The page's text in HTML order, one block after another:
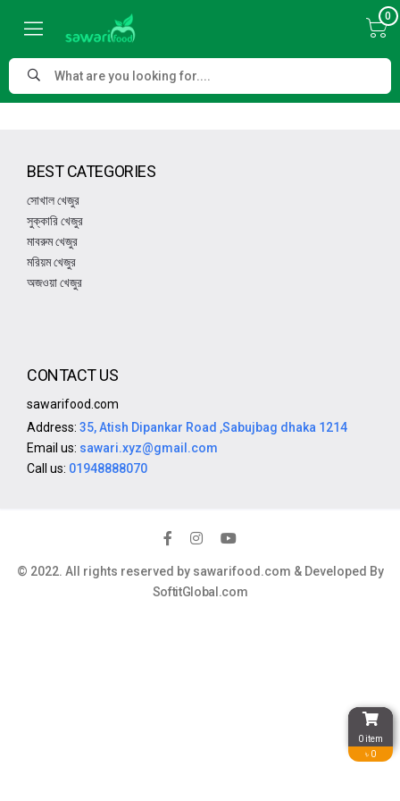
0
0 item
৳ 0
BEST CATEGORIES
সোখাল খেজুর
সুক্কারি খেজুর
মাবরুম খেজুর
মরিয়ম খেজুর
অজওয়া খেজুর
CONTACT US
sawarifood.com
Address: 35, Atish Dipankar Road ,Sabujbag dhaka 1214
Email us: sawari.xyz@gmail.com
Call us: 01948888070
© 2022. All rights reserved by sawarifood.com & Developed By
SoftitGlobal.com